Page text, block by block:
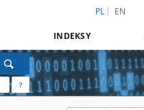
PL EN
INDEKSY
?